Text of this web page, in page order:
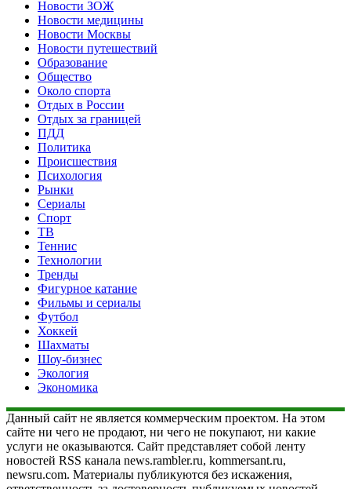
Новости ЗОЖ
Новости медицины
Новости Москвы
Новости путешествий
Образование
Общество
Около спорта
Отдых в России
Отдых за границей
ПДД
Политика
Происшествия
Психология
Рынки
Сериалы
Спорт
ТВ
Теннис
Технологии
Тренды
Фигурное катание
Фильмы и сериалы
Футбол
Хоккей
Шахматы
Шоу-бизнес
Экология
Экономика
Данный сайт не является коммерческим проектом. На этом
сайте ни чего не продают, ни чего не покупают, ни какие
услуги не оказываются. Сайт представляет собой ленту
новостей RSS канала news.rambler.ru, kommersant.ru,
newsru.com. Материалы публикуются без искажения,